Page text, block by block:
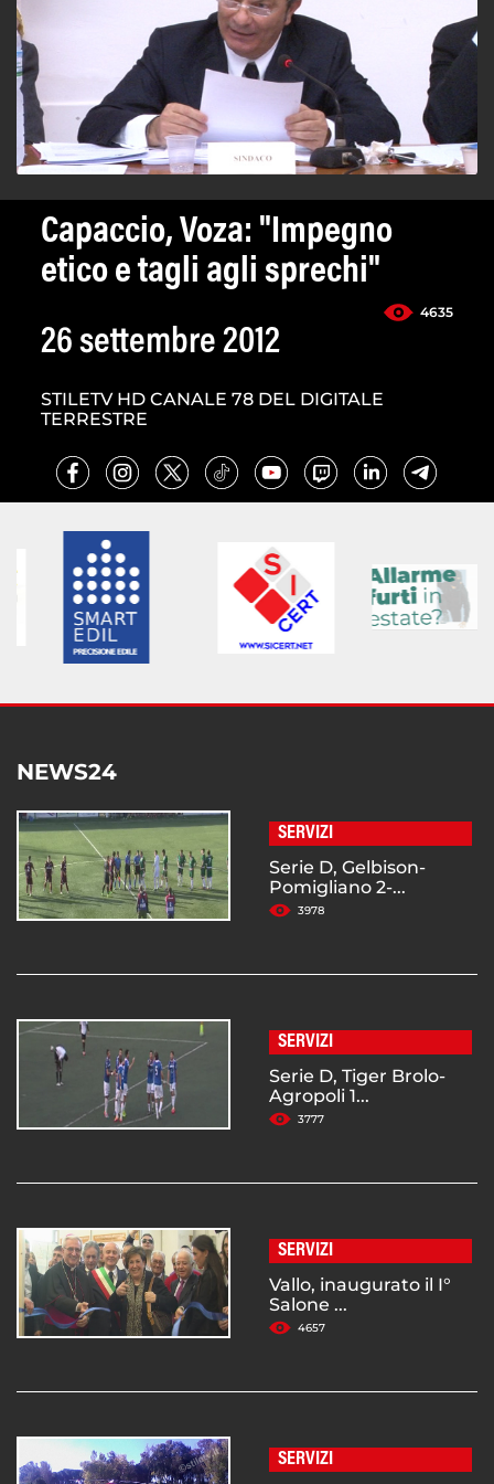
Capaccio, Voza: "Impegno
etico e tagli agli sprechi"
4635
26 settembre 2012
STILETV HD CANALE 78 DEL DIGITALE
TERRESTRE
NEWS24
SERVIZI
Serie D, Gelbison-
Pomigliano 2-...
3978
SERVIZI
Serie D, Tiger Brolo-
Agropoli 1...
3777
SERVIZI
Vallo, inaugurato il I°
Salone ...
4657
SERVIZI